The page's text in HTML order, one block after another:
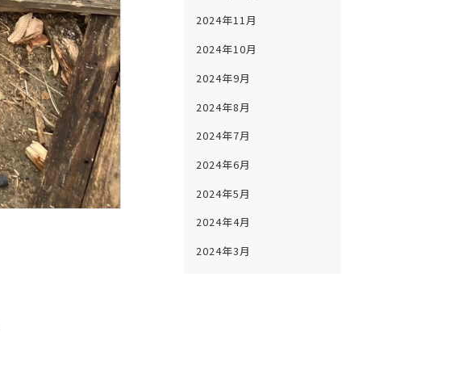
2024年11月
2024年10月
2024年9月
2024年8月
2024年7月
2024年6月
2024年5月
2024年4月
2024年3月